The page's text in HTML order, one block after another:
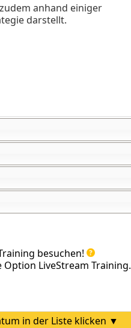
anhand einiger
darstellt.
besuchen!
LiveStream Training.
in der Liste klicken ▼